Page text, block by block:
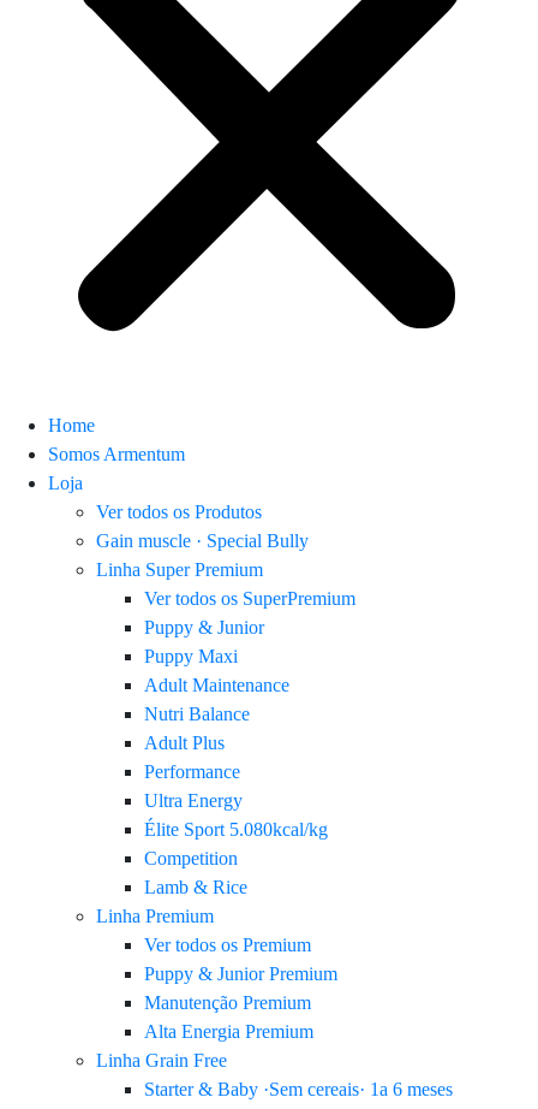
Home
Somos Armentum
Loja
Ver todos os Produtos
Gain muscle · Special Bully
Linha Super Premium
Ver todos os SuperPremium
Puppy & Junior
Puppy Maxi
Adult Maintenance
Nutri Balance
Adult Plus
Performance
Ultra Energy
Élite Sport 5.080kcal/kg
Competition
Lamb & Rice
Linha Premium
Ver todos os Premium
Puppy & Junior Premium
Manutenção Premium
Alta Energia Premium
Linha Grain Free
Starter & Baby ·Sem cereais· 1a 6 meses